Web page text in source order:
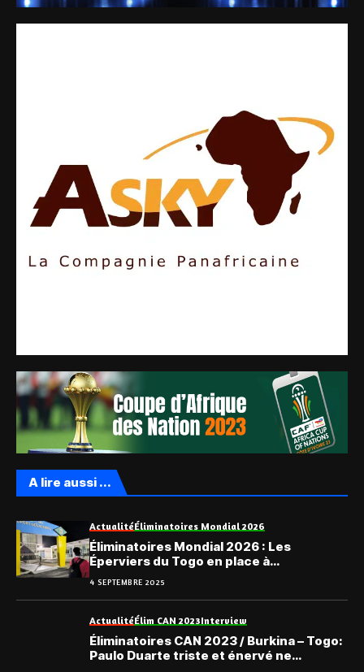
A lire aussi ...
ActualitéÉliminatoires Mondial 2026
Éliminatoires Mondial 2026 : Les
Éperviers du Togo en place à
4 SEPTEMBRE 2025
ActualitéÉlim CAN 2023Interview
Éliminatoires CAN 2023 / Burkina – Togo:
Paulo Duarte triste et énervé ne